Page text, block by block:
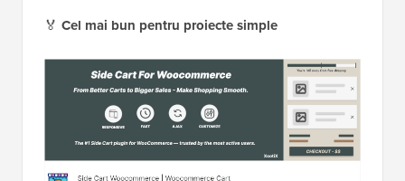
🏅 Cel mai bun pentru proiecte simple